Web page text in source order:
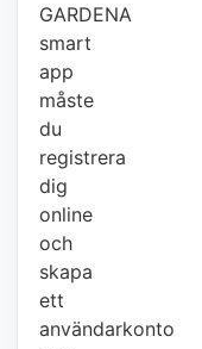
GARDENA
smart
app
måste
du
registrera
dig
online
och
skapa
ett
användarkonto